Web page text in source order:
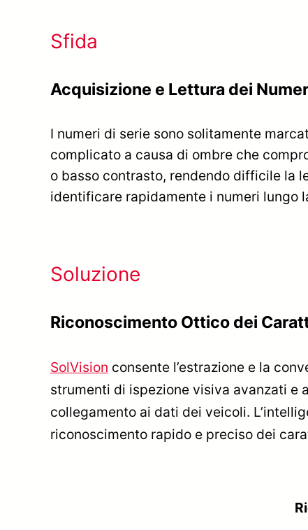
Sfida
Acquisizione e Lettura dei
I numeri di serie sono solitamente
complicato a causa di ombre che
o basso contrasto, rendendo difficile la
identificare rapidamente i numeri lungo
Soluzione
Riconoscimento Ottico dei
SolVision consente l’estrazione e la
strumenti di ispezione visiva avanzati e
collegamento ai dati dei veicoli.
riconoscimento rapido e preciso dei